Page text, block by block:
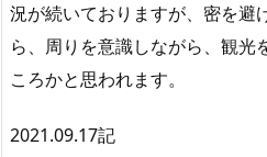
況が続いておりますが、密を避
ら、周りを意識しながら、観光
ころかと思われます。
2021.09.17記